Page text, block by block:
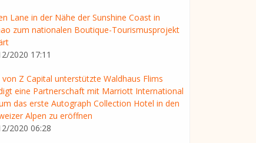
Lane in der Nähe der Sunshine Coast in
zum nationalen Boutique-Tourismusprojekt
2020 17:11
von Z Capital unterstützte Waldhaus Flims
eine Partnerschaft mit Marriott International
das erste Autograph Collection Hotel in den
Alpen zu eröffnen
2020 06:28